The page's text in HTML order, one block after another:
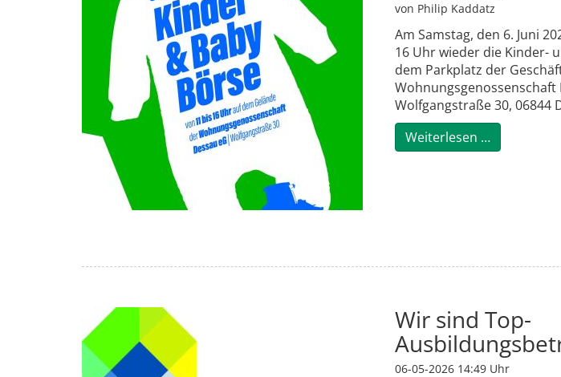
von Philip Kaddatz
Am Samstag, den 6. Juni
16 Uhr wieder die Kinder-
dem Parkplatz der
Wohnungsgenossenschaft
Wolfgangstraße 30, 06844
Weiterlesen …Kinder- und
Wir sind Top-
06-05-2026 14:49 Uhr